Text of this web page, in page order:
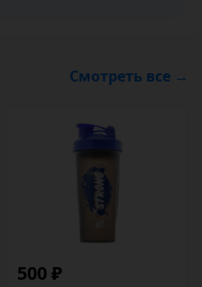
Смотреть все →
500 ₽